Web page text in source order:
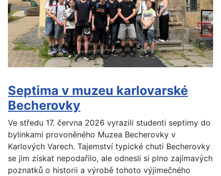
Septima v muzeu karlovarské
Becherovky
Ve středu 17. června 2026 vyrazili studenti septimy do
bylinkami provoněného Muzea Becherovky v
Karlových Varech. Tajemství typické chuti Becherovky
se jim získat nepodařilo, ale odnesli si plno zajímavých
poznatků o historii a výrobě tohoto výjimečného